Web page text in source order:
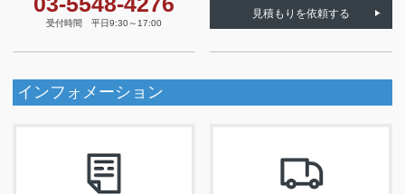
受付時間 平日9:30～17:00
見積もりを依頼する
インフォメーション